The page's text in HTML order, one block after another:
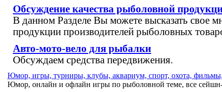
Обсуждение качества рыболовной
В данном Разделе Вы можете высказать свое
продукции производителей рыболовных
Авто-мото-вело для рыбалки
Обсуждаем средства передвижения.
Юмор, игры, турниры, клубы, аквариум, спорт, охота,
Юмор, онлайн и офлайн игры по рыболовной теме, все